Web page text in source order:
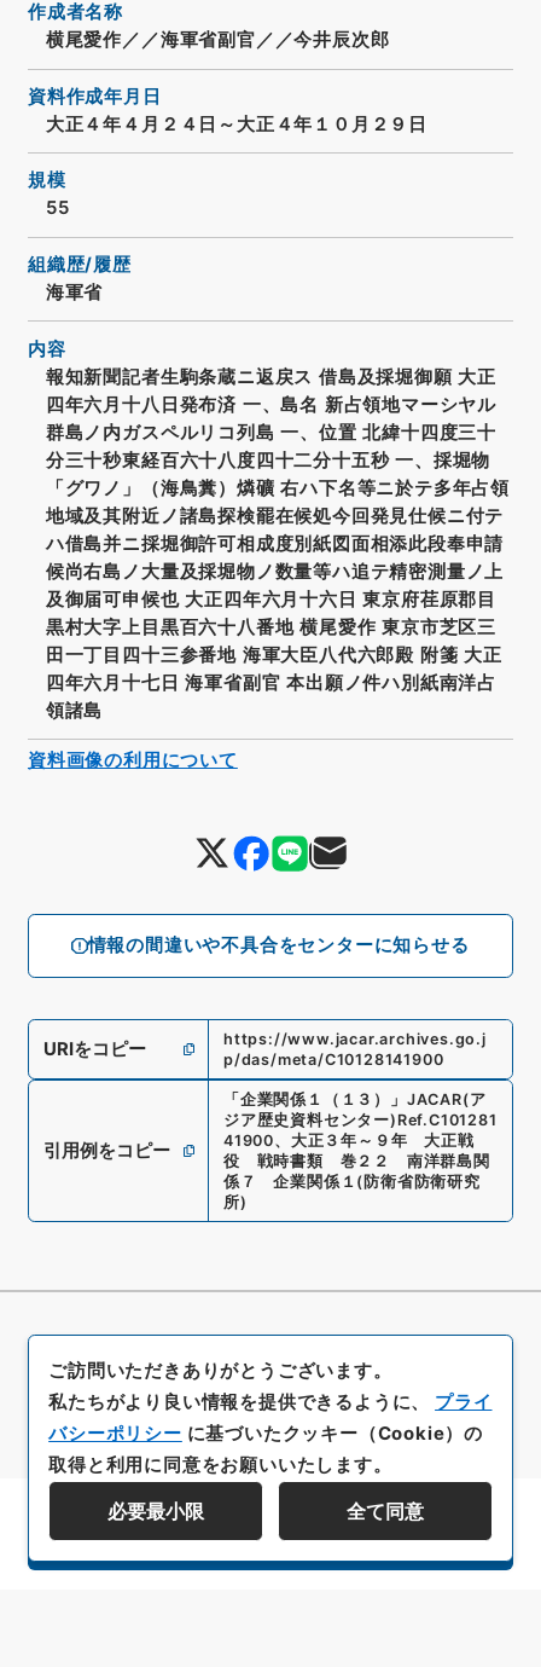
情報の間違いや不具合をセンターに知らせる
作成者名称
横尾愛作／／海軍省副官／／今井辰次郎
資料作成年月日
大正４年４月２４日～大正４年１０月２９日
規模
55
組織歴/履歴
海軍省
内容
報知新聞記者生駒条蔵ニ返戻ス 借島及採堀御願 大正
四年六月十八日発布済 一、島名 新占領地マーシヤル
群島ノ内ガスペルリコ列島 一、位置 北緯十四度三十
分三十秒東経百六十八度四十二分十五秒 一、採堀物
「グワノ」（海鳥糞）燐礦 右ハ下名等ニ於テ多年占領
地域及其附近ノ諸島探検罷在候処今回発見仕候ニ付テ
ハ借島并ニ採堀御許可相成度別紙図面相添此段奉申請
候尚右島ノ大量及採堀物ノ数量等ハ追テ精密測量ノ上
及御届可申候也 大正四年六月十六日 東京府荏原郡目
黒村大字上目黒百六十八番地 横尾愛作 東京市芝区三
田一丁目四十三参番地 海軍大臣八代六郎殿 附箋 大正
四年六月十七日 海軍省副官 本出願ノ件ハ別紙南洋占
領諸島
URIをコピー
https://www.jacar.archives.go.j
p/das/meta/C10128141900
引用例をコピー
「 企業関係１（１３） 」 JACAR(ア
ジア歴史資料センター) Ref.C101281
41900、 大正３年～９年 大正戦
役 戦時書類 巻２２ 南洋群島関
係７ 企業関係１ ( 防衛省防衛研究
所)
資料画像の利用について
資料群階層を表示する
ご訪問いただきありがとうございます。
私たちがより良い情報を提供できるように、 プライ
バシーポリシー に基づいたクッキー（Cookie）の
取得と利用に同意をお願いいたします。
必要最小限 全て同意